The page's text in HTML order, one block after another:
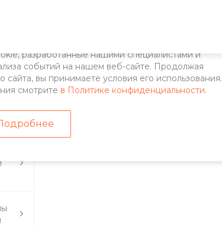
разработанные нашими специалистами и
событий на нашем веб-сайте. Продолжая
сайта, вы принимаете условия его использования.
смотрите в Политике конфиденциальности.
Средства и системы охранно-пожарной сигнализации
СОС